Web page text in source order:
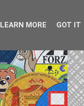
LEARN MORE GOT IT